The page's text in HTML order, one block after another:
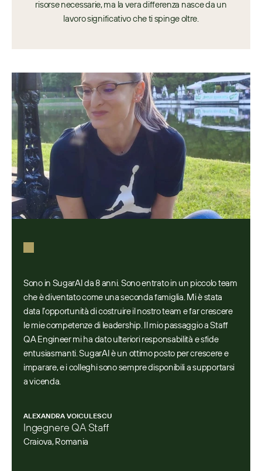
risorse necessarie, ma la vera differenza nasce da un
lavoro significativo che ti spinge oltre.
Sono in SugarAI da 8 anni. Sono entrato in un piccolo team
che è diventato come una seconda famiglia. Mi è stata
data l’opportunità di costruire il nostro team e far crescere
le mie competenze di leadership. Il mio passaggio a Staff
QA Engineer mi ha dato ulteriori responsabilità e sfide
entusiasmanti. SugarAI è un ottimo posto per crescere e
imparare, e i colleghi sono sempre disponibili a supportarsi
a vicenda.
ALEXANDRA VOICULESCU
Ingegnere QA Staff
Craiova, Romania